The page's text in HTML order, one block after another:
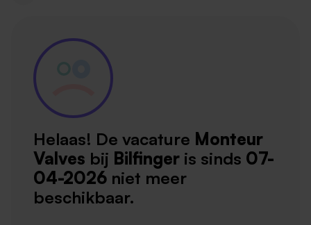
Helaas! De vacature Monteur
Valves bij Bilfinger is sinds 07-
04-2026 niet meer
beschikbaar.